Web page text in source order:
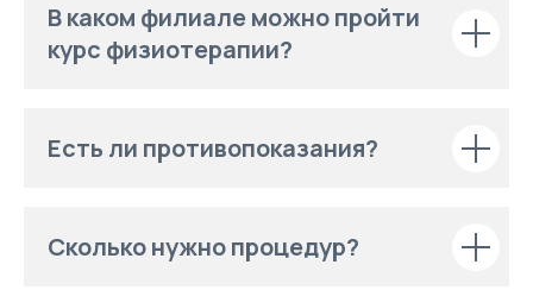
В каком филиале можно пройти
курс физиотерапии?
Есть ли противопоказания?
Сколько нужно процедур?